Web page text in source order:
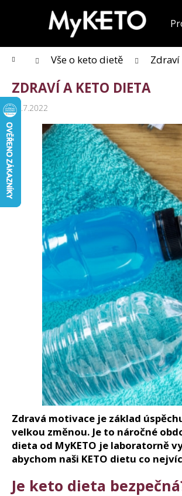
Domů Vše o keto dietě
ZDRAVÍ A KETO DIETA
12.7.2022
Zdravá motivace je základ
velkou změnou. Je to náročné
dieta od MyKETO je laboratorně
abychom naši KETO dietu co
Je keto dieta
í
Zpět do obchodu
Zpět do obchodu
KOLAGENOVÉ SMOOTHIE
5 PORCÍ
150 Kč
Původně:210 Kč